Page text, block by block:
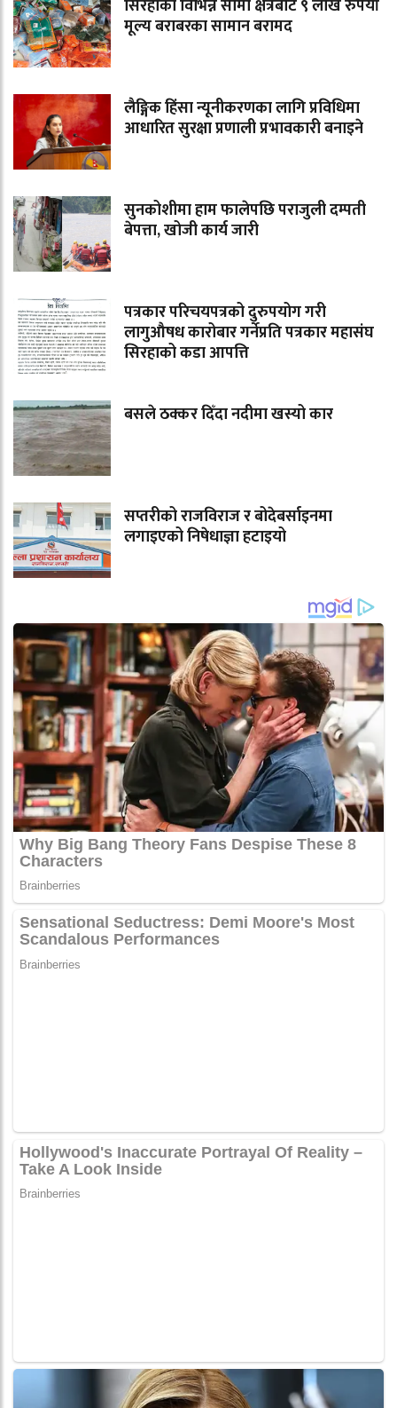
सिरहाका विभिन्न सीमा क्षेत्रबाट ९ लाख रुपैयाँ
मूल्य बराबरका सामान बरामद
लैङ्गिक हिंसा न्यूनीकरणका लागि प्रविधिमा
आधारित सुरक्षा प्रणाली प्रभावकारी बनाइने
सुनकोशीमा हाम फालेपछि पराजुली दम्पती
बेपत्ता, खोजी कार्य जारी
पत्रकार परिचयपत्रको दुरुपयोग गरी
लागुऔषध कारोबार गर्नेप्रति पत्रकार महासंघ
सिरहाको कडा आपत्ति
बसले ठक्कर दिँदा नदीमा खस्यो कार
सप्तरीको राजविराज र बोदेबर्साइनमा
लगाइएको निषेधाज्ञा हटाइयो